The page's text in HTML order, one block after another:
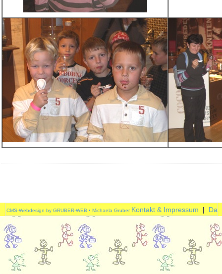
CMS-Webdesign by GRUBER-WEB • Michaela Gruber Kontakt & Impressum |